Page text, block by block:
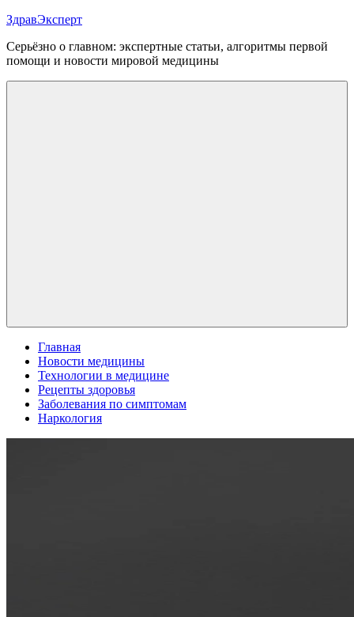
Перейти
содержимому
ЗдравЭксперт
Серьёзно о главном: экспертные статьи, алгоритмы первой
помощи и новости мировой медицины
Главная
Новости медицины
Технологии в медицине
Рецепты здоровья
Заболевания по симптомам
Наркология